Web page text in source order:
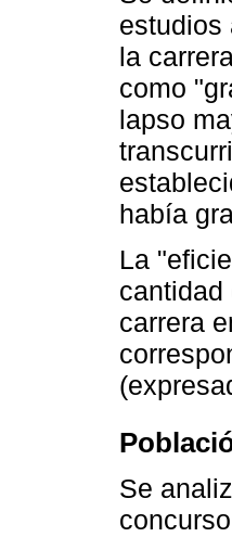
estudios
la
como
lapso
había
La
cantidad
carrera
Se